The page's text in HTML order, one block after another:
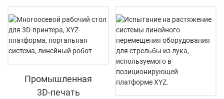
Промышленная
3D-печать